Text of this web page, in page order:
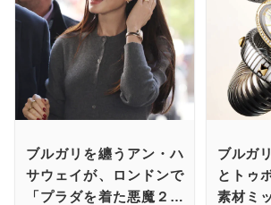
ブルガリを纏うアン・ハ
サウェイが、ロンドンで
「プラダを着た悪魔２」
ブルガ
とトゥ
素材ミ